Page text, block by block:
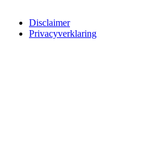
Disclaimer
Privacyverklaring